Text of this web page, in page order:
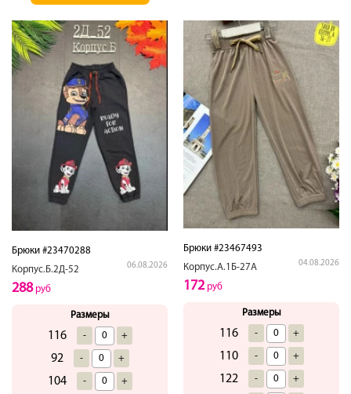
Брюки #23470288
Корпус.Б.2Д-52
06.08.2026
288руб
Размеры
116 - +
92 - +
104 - +
Брюки #23467493
Корпус.А.1Б-27А
04.08.2026
172руб
Размеры
116 - +
110 - +
122 - +